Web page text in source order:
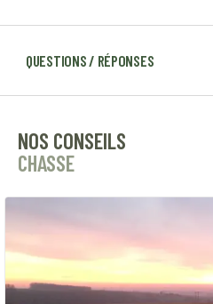
QUESTIONS / RÉPONSES
NOS CONSEILS
CHASSE